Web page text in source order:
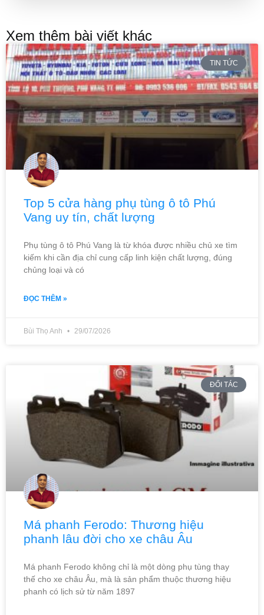
Xem thêm bài viết khác
TIN TỨC
Top 5 cửa hàng phụ tùng ô tô Phú
Vang uy tín, chất lượng
Phụ tùng ô tô Phú Vang là từ khóa được nhiều chủ xe tìm
kiếm khi cần địa chỉ cung cấp linh kiện chất lượng, đúng
chủng loại và có
ĐỌC THÊM »
Bùi Thọ Anh 29/07/2026
ĐỐI TÁC
Má phanh Ferodo: Thương hiệu
phanh lâu đời cho xe châu Âu
Má phanh Ferodo không chỉ là một dòng phụ tùng thay
thế cho xe châu Âu, mà là sản phẩm thuộc thương hiệu
phanh có lịch sử từ năm 1897